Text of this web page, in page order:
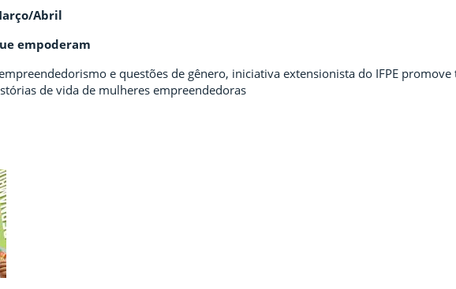
Abril
empoderam
e questões de gênero, iniciativa extensionista do IFPE
de vida de mulheres empreendedoras